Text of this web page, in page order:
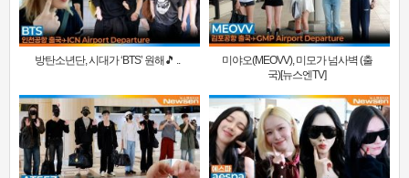
방탄소년단, 시대가 ‘BTS’ 원해🎵 ..
미야오(MEOVV), 미모가 넘사벽 (출
국)[뉴스엔TV]